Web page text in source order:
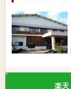
楽天